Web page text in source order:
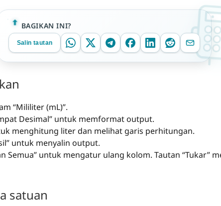
BAGIKAN INI?
Salin tautan
“Mililiter (mL)”.
Desimal” untuk memformat output.
menghitung liter dan melihat garis perhitungan.
untuk menyalin output.
Semua” untuk mengatur ulang kolom. Tautan “Tukar”
satuan